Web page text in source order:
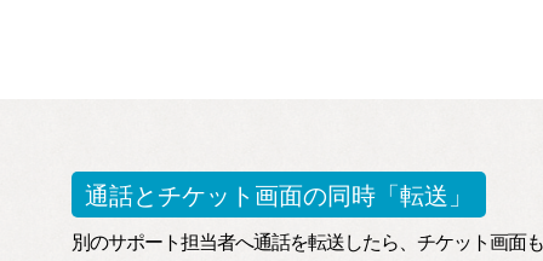
通話とチケット画面の同時「転送」
別のサポート担当者へ通話を転送したら、チケット画面